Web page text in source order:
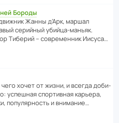
Бороды
Жанны д’Арк, маршал
серийный убийца-маньяк.
Тиберий – совре­менник Иисуса…
хочет от жизни, и всегда доби­
успе­шная спор­ти­вная карьера,
попу­ля­р­ность и внимание…